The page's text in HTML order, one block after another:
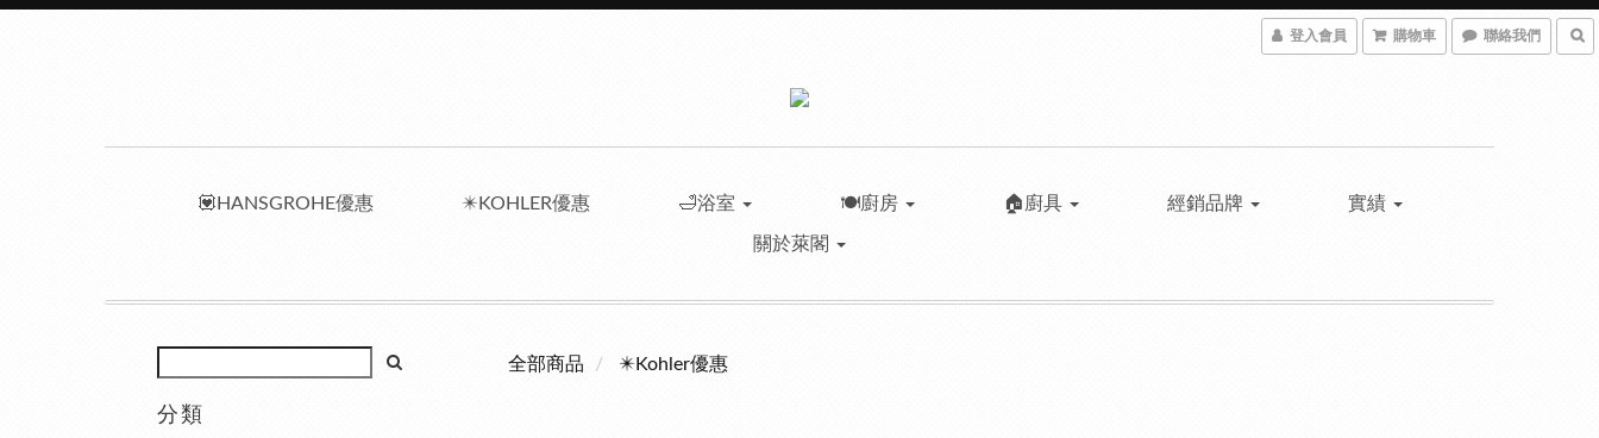
登入會員 購物車 聯絡我們
💟HANSGROHE優惠 ✴️KOHLER優惠 🛁浴室 🍽️廚房 🏠廚具 經銷品牌 實績
關於萊閣
分類
全部商品 ✴️Kohler優惠